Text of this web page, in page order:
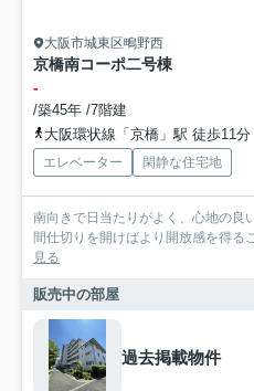
大阪市城東区鴫野西
京橋南コーポ二号棟
-
/築45年 /7階建
大阪環状線「京橋」駅 徒歩11分
エレベーター 閑静な住宅地
南向きで日当たりがよく、心地の良
間仕切りを開けばより開放感を得る
見る
販売中の部屋
過去掲載物件